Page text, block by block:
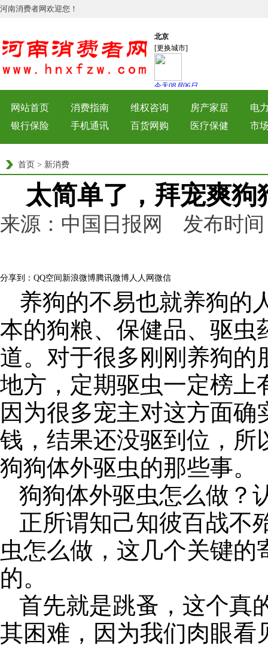
河南消费者网欢迎您！
网站首页 消费指南 维权咨询 房产家居
电
银行保险
手机通讯 百货网购 医疗保健 市
首页 > 新消费
太简单了，拜宠爽
来源：中国日报网 发布时
分享到： QQ空间 新浪微博腾讯微博人人网 微信
养狗的不易也就养狗的
本的狗粮、保健品、驱虫
道。对于很多刚刚养狗的
地方，定期驱虫一定榜上
因为很多宠主对这方面
钱，结果还没驱到位，所
狗狗体外驱虫的那些事。
狗狗体外驱虫怎么做？
正所谓知己知彼百战不
虫怎么做，这几个关键的
的。
首先就是跳蚤，这个真
其困难，因为我们肉眼看